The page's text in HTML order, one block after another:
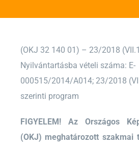
(OKJ 32 140 01) – 23/2018
Nyilvántartásba vételi száma: E-
000515/2014/A014; 23/2018
szerinti program
FIGYELEM! Az Országos
(OKJ) meghatározott szakmai